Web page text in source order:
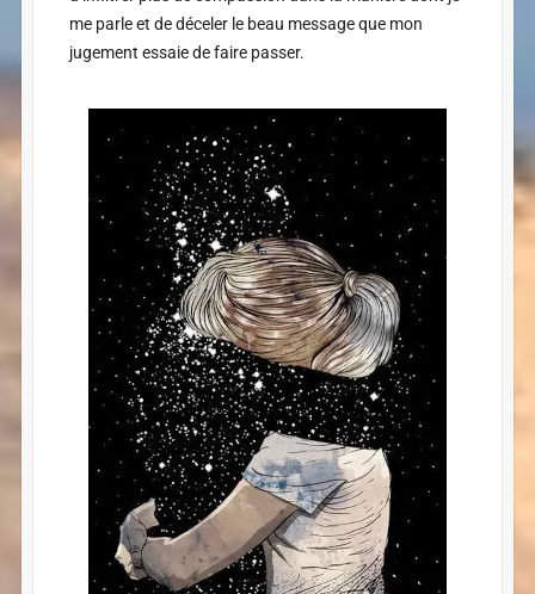
me parle et de déceler le beau message que mon
jugement essaie de faire passer.